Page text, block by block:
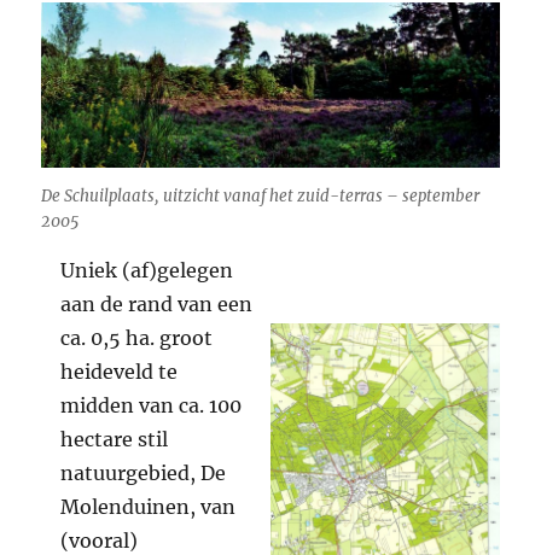
De Schuilplaats, uitzicht vanaf het zuid-terras – september
2005
Uniek (af)gelegen
aan de rand van een
ca. 0,5 ha. groot
heideveld te
midden van ca. 100
hectare stil
natuurgebied, De
Molenduinen, van
(vooral)